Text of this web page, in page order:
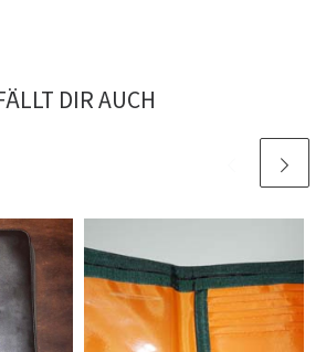
DIR AUCH